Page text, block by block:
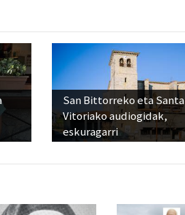
San Bittorreko eta Santa
Vitoriako audiogidak,
eskuragarri